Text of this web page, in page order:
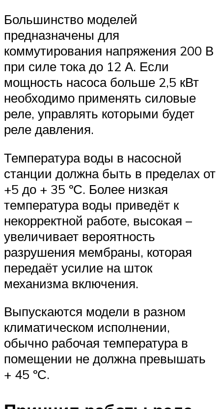
Большинство моделей
предназначены для
коммутирования напряжения 200 В
при силе тока до 12 А. Если
мощность насоса больше 2,5 кВт
необходимо применять силовые
реле, управлять которыми будет
реле давления.
Температура воды в насосной
станции должна быть в пределах от
+5 до + 35 ºС. Более низкая
температура воды приведёт к
некорректной работе, высокая –
увеличивает вероятность
разрушения мембраны, которая
передаёт усилие на шток
механизма включения.
Выпускаются модели в разном
климатическом исполнении,
обычно рабочая температура в
помещении не должна превышать
+ 45 ºС.